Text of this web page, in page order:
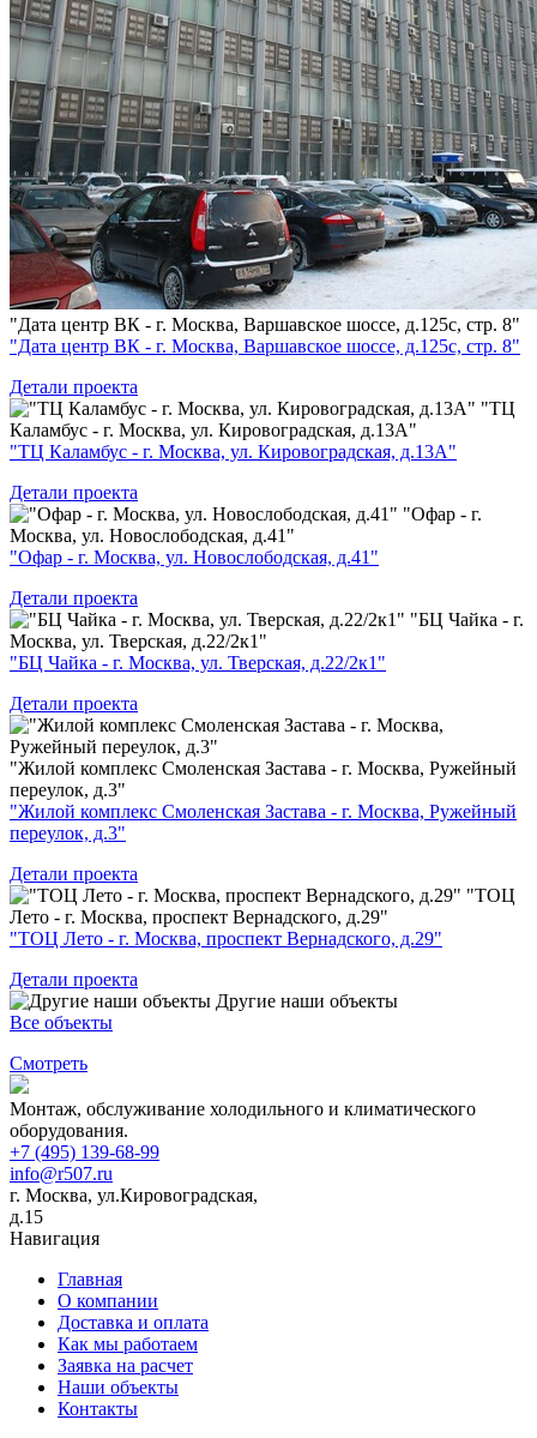
"Дата центр ВК - г. Москва, Варшавское шоссе, д.125с, стр. 8"
"Дата центр ВК - г. Москва, Варшавское шоссе, д.125с, стр. 8"
Детали проекта
"ТЦ
Каламбус - г. Москва, ул. Кировоградская, д.13А"
"ТЦ Каламбус - г. Москва, ул. Кировоградская, д.13А"
Детали проекта
"Офар - г.
Москва, ул. Новослободская, д.41"
"Офар - г. Москва, ул. Новослободская, д.41"
Детали проекта
"БЦ Чайка - г.
Москва, ул. Тверская, д.22/2к1"
"БЦ Чайка - г. Москва, ул. Тверская, д.22/2к1"
Детали проекта
"Жилой комплекс Смоленская Застава - г. Москва, Ружейный
переулок, д.3"
"Жилой комплекс Смоленская Застава - г. Москва, Ружейный
переулок, д.3"
Детали проекта
"ТОЦ
Лето - г. Москва, проспект Вернадского, д.29"
"ТОЦ Лето - г. Москва, проспект Вернадского, д.29"
Детали проекта
Другие наши объекты
Все объекты
Смотреть
Монтаж, обслуживание холодильного и климатического
оборудования.
+7 (495) 139-68-99
info@r507.ru
г. Москва, ул.Кировоградская,
д.15
Навигация
Главная
О компании
Доставка и оплата
Как мы работаем
Заявка на расчет
Наши объекты
Контакты